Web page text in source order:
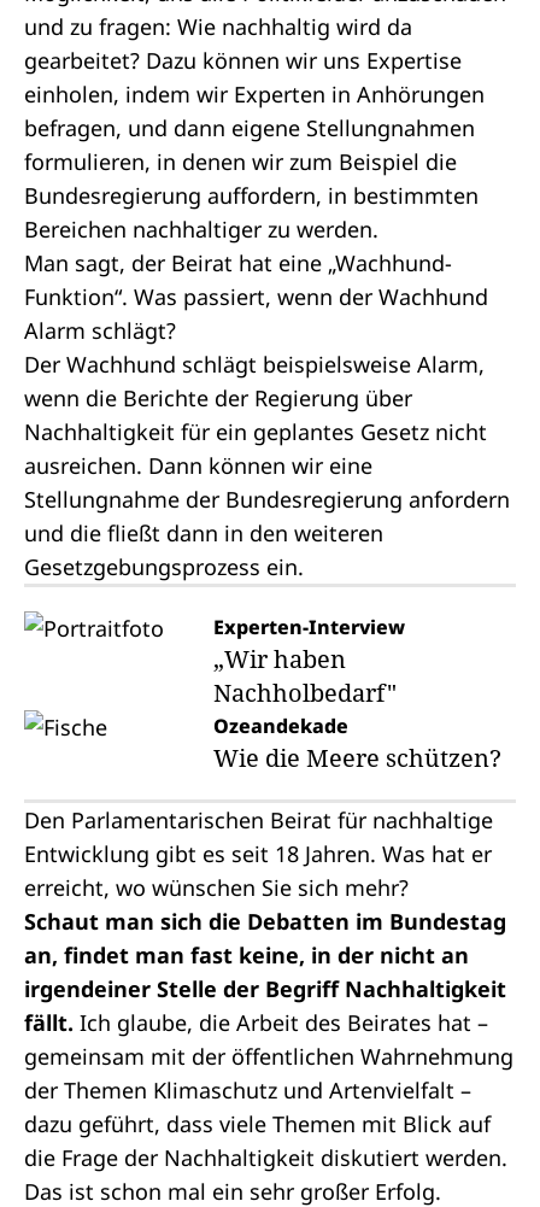
und zu fragen: Wie nachhaltig wird da
gearbeitet? Dazu können wir uns Expertise
einholen, indem wir Experten in Anhörungen
befragen, und dann eigene Stellungnahmen
formulieren, in denen wir zum Beispiel die
Bundesregierung auffordern, in bestimmten
Bereichen nachhaltiger zu werden.
Man sagt, der Beirat hat eine „Wachhund-
Funktion“. Was passiert, wenn der Wachhund
Alarm schlägt?
Der Wachhund schlägt beispielsweise Alarm,
wenn die Berichte der Regierung über
Nachhaltigkeit für ein geplantes Gesetz nicht
ausreichen. Dann können wir eine
Stellungnahme der Bundesregierung anfordern
und die fließt dann in den weiteren
Gesetzgebungsprozess ein.
Experten-Interview
„Wir haben
Nachholbedarf"
Ozeandekade
Wie die Meere schützen?
Den Parlamentarischen Beirat für nachhaltige
Entwicklung gibt es seit 18 Jahren. Was hat er
erreicht, wo wünschen Sie sich mehr?
Schaut man sich die Debatten im Bundestag
an, findet man fast keine, in der nicht an
irgendeiner Stelle der Begriff Nachhaltigkeit
fällt. Ich glaube, die Arbeit des Beirates hat –
gemeinsam mit der öffentlichen Wahrnehmung
der Themen Klimaschutz und Artenvielfalt –
dazu geführt, dass viele Themen mit Blick auf
die Frage der Nachhaltigkeit diskutiert werden.
Das ist schon mal ein sehr großer Erfolg.